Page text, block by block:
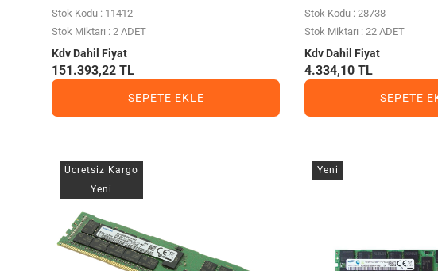
Stok Kodu : 11412
Stok Miktarı : 2 ADET
Kdv Dahil Fiyat
151.393,22 TL
SEPETE EKLE
Stok Kodu : 28738
Stok Miktarı : 22 ADET
Kdv Dahil Fiyat
4.334,10 TL
SEPETE
Ücretsiz Kargo
Yeni
Yeni